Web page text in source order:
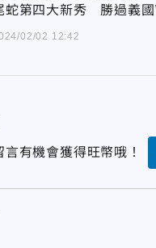
蛇第四大新秀 勝過義
02/02 12:42
言有機會獲得旺幣哦！